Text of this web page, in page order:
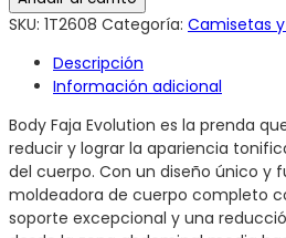
SKU: 1T2608 Categoría: Camisetas
Descripción
Información adicional
Body Faja Evolution es la prenda
reducir y lograr la apariencia
del cuerpo. Con un diseño único y
moldeadora de cuerpo completo
soporte excepcional y una